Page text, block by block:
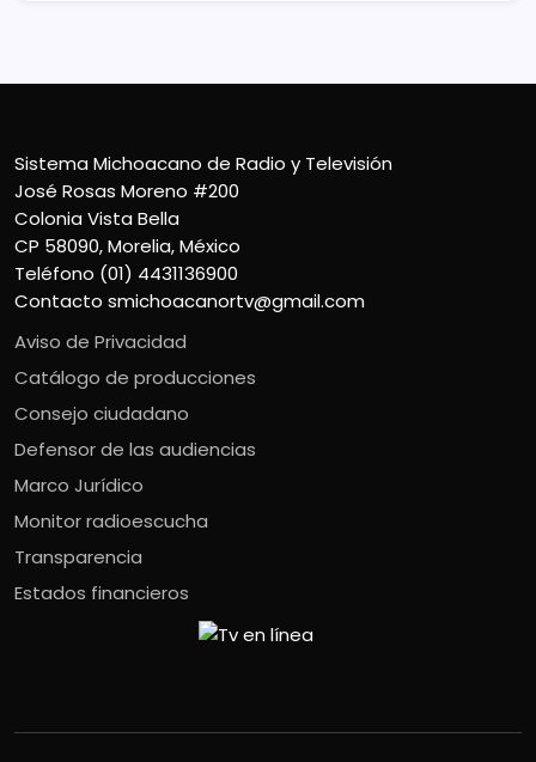
Sistema Michoacano de Radio y Televisión
José Rosas Moreno #200
Colonia Vista Bella
CP 58090, Morelia, México
Teléfono (01) 4431136900
Contacto smichoacanortv@gmail.com
Aviso de Privacidad
Catálogo de producciones
Consejo ciudadano
Defensor de las audiencias
Marco Jurídico
Monitor radioescucha
Transparencia
Estados financieros